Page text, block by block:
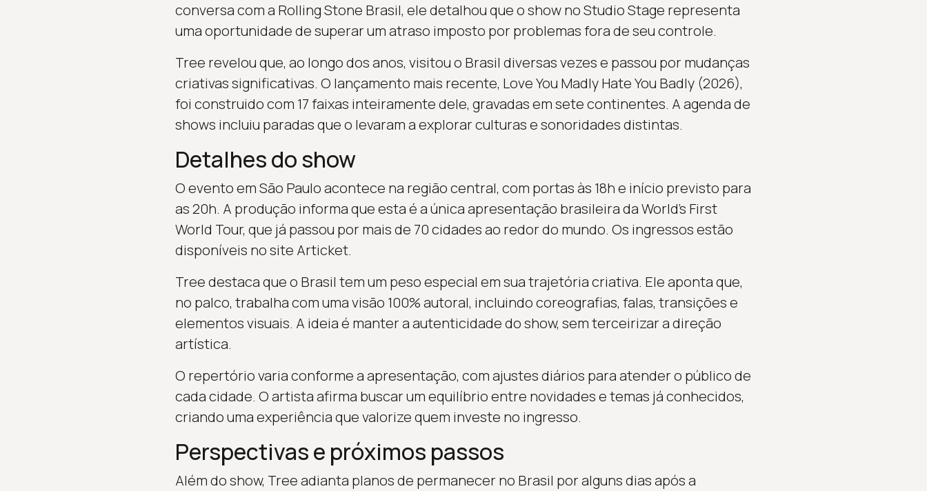
conversa com a Rolling Stone Brasil, ele detalhou que o show no Studio Stage representa
uma oportunidade de superar um atraso imposto por problemas fora de seu controle.
Tree revelou que, ao longo dos anos, visitou o Brasil diversas vezes e passou por mudanças
criativas significativas. O lançamento mais recente, Love You Madly Hate You Badly (2026),
foi construido com 17 faixas inteiramente dele, gravadas em sete continentes. A agenda de
shows incluiu paradas que o levaram a explorar culturas e sonoridades distintas.
Detalhes do show
O evento em São Paulo acontece na região central, com portas às 18h e início previsto para
as 20h. A produção informa que esta é a única apresentação brasileira da World’s First
World Tour, que já passou por mais de 70 cidades ao redor do mundo. Os ingressos estão
disponíveis no site Articket.
Tree destaca que o Brasil tem um peso especial em sua trajetória criativa. Ele aponta que,
no palco, trabalha com uma visão 100% autoral, incluindo coreografias, falas, transições e
elementos visuais. A ideia é manter a autenticidade do show, sem terceirizar a direção
artística.
O repertório varia conforme a apresentação, com ajustes diários para atender o público de
cada cidade. O artista afirma buscar um equilíbrio entre novidades e temas já conhecidos,
criando uma experiência que valorize quem investe no ingresso.
Perspectivas e próximos passos
Além do show, Tree adianta planos de permanecer no Brasil por alguns dias após a